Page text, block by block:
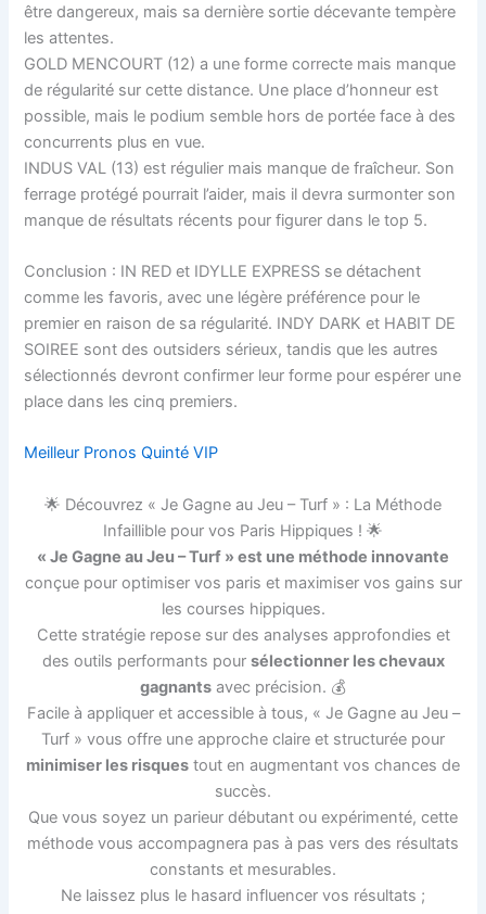
être dangereux, mais sa dernière sortie décevante tempère
les attentes.
GOLD MENCOURT (12) a une forme correcte mais manque
de régularité sur cette distance. Une place d’honneur est
possible, mais le podium semble hors de portée face à des
concurrents plus en vue.
INDUS VAL (13) est régulier mais manque de fraîcheur. Son
ferrage protégé pourrait l’aider, mais il devra surmonter son
manque de résultats récents pour figurer dans le top 5.
Conclusion : IN RED et IDYLLE EXPRESS se détachent
comme les favoris, avec une légère préférence pour le
premier en raison de sa régularité. INDY DARK et HABIT DE
SOIREE sont des outsiders sérieux, tandis que les autres
sélectionnés devront confirmer leur forme pour espérer une
place dans les cinq premiers.
Meilleur Pronos Quinté VIP
🌟 Découvrez « Je Gagne au Jeu – Turf » : La Méthode
Infaillible pour vos Paris Hippiques ! 🌟
« Je Gagne au Jeu – Turf » est une méthode innovante
conçue pour optimiser vos paris et maximiser vos gains sur
les courses hippiques.
Cette stratégie repose sur des analyses approfondies et
des outils performants pour sélectionner les chevaux
gagnants avec précision. 💰
Facile à appliquer et accessible à tous, « Je Gagne au Jeu –
Turf » vous offre une approche claire et structurée pour
minimiser les risques tout en augmentant vos chances de
succès.
Que vous soyez un parieur débutant ou expérimenté, cette
méthode vous accompagnera pas à pas vers des résultats
constants et mesurables.
Ne laissez plus le hasard influencer vos résultats ;